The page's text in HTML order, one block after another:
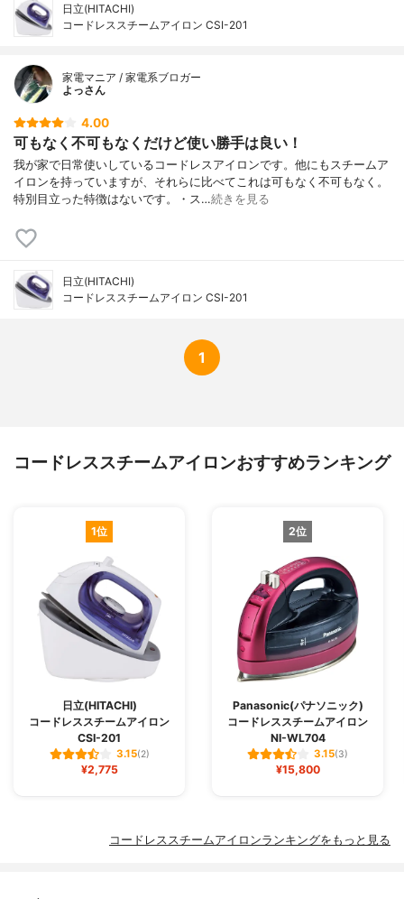
日立(HITACHI)
コードレススチームアイロン CSI-201
家電マニア / 家電系ブロガー
よっさん
4.00
可もなく不可もなくだけど使い勝手は良い！
我が家で日常使いしているコードレスアイロンです。他にもスチームア
イロンを持っていますが、それらに比べてこれは可もなく不可もなく。
特別目立った特徴はないです。・ス…続きを見る
日立(HITACHI)
コードレススチームアイロン CSI-201
1
コードレススチームアイロンおすすめランキング
1位
日立(HITACHI)
コードレススチームアイロン
CSI-201
3.15(2)
¥2,775
2位
Panasonic(パナソニック)
コードレススチームアイロン
NI-WL704
3.15(3)
¥15,800
コードレススチームアイロンランキングをもっと見る